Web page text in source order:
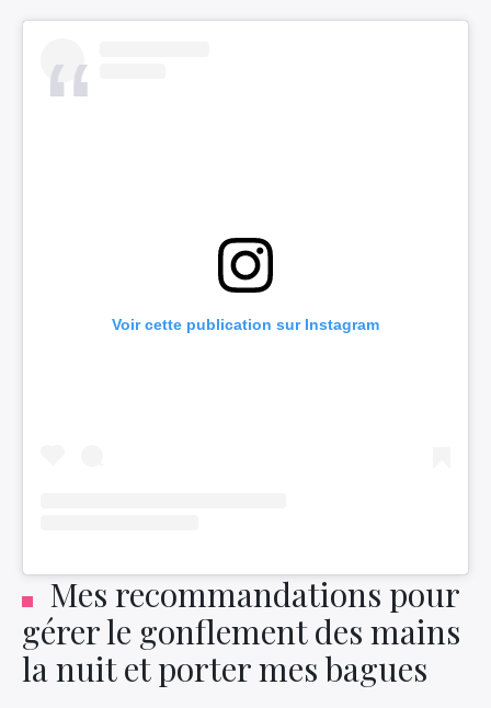
Voir cette publication sur Instagram
Mes recommandations pour
gérer le gonflement des mains
la nuit et porter mes bagues